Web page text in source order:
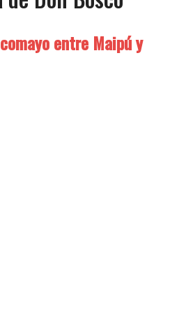
entre Maipú y